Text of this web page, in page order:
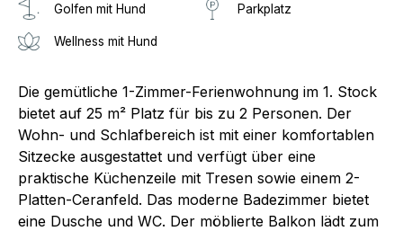
Golfen mit Hund Parkplatz
Wellness mit Hund
Die gemütliche 1-Zimmer-Ferienwohnung im 1. Stock
bietet auf 25 m² Platz für bis zu 2 Personen. Der
Wohn- und Schlafbereich ist mit einer komfortablen
Sitzecke ausgestattet und verfügt über eine
praktische Küchenzeile mit Tresen sowie einem 2-
Platten-Ceranfeld. Das moderne Badezimmer bietet
eine Dusche und WC. Der möblierte Balkon lädt zum